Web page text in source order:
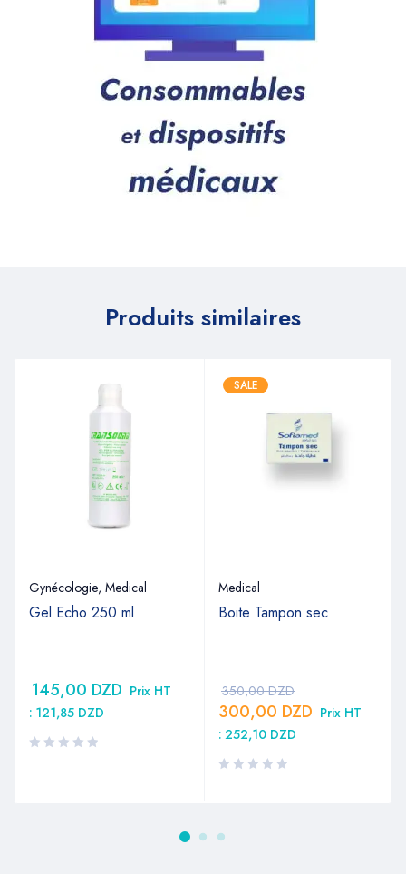
Produits similaires
Gynécologie, Medical
Gel Echo 250 ml
145,00 DZD Prix HT
: 121,85 DZD
SALE
Medical
Boite Tampon sec
350,00DZD
300,00 DZD Prix HT
: 252,10 DZD